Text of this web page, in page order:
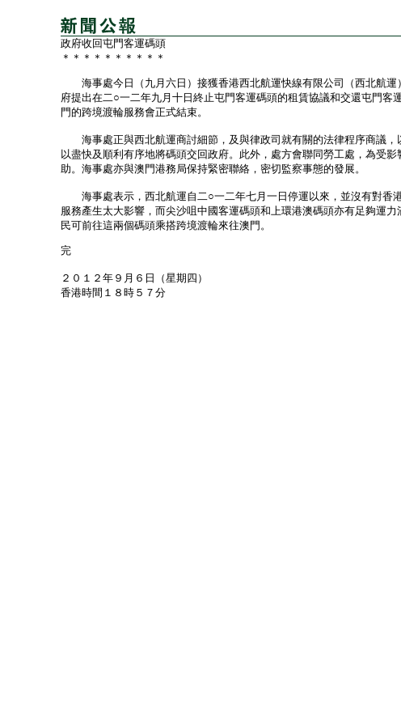
政府收回屯門客運碼頭
＊＊＊＊＊＊＊＊＊＊
海事處今日（九月六日）接獲香港西北航運快線有限公司（西北航運
府提出在二○一二年九月十日終止屯門客運碼頭的租賃協議和交還屯門客
門的跨境渡輪服務會正式結束。
海事處正與西北航運商討細節，及與律政司就有關的法律程序商議，
以盡快及順利有序地將碼頭交回政府。此外，處方會聯同勞工處，為受影
助。海事處亦與澳門港務局保持緊密聯絡，密切監察事態的發展。
海事處表示，西北航運自二○一二年七月一日停運以來，並沒有對香
服務產生太大影響，而尖沙咀中國客運碼頭和上環港澳碼頭亦有足夠運力
民可前往這兩個碼頭乘搭跨境渡輪來往澳門。
完
２０１２年９月６日（星期四）
香港時間１８時５７分